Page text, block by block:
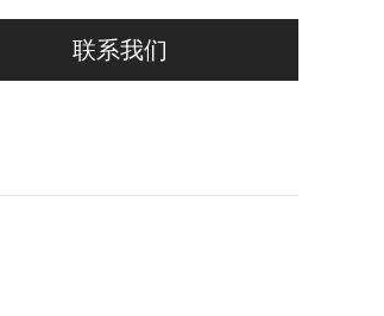
联系我们